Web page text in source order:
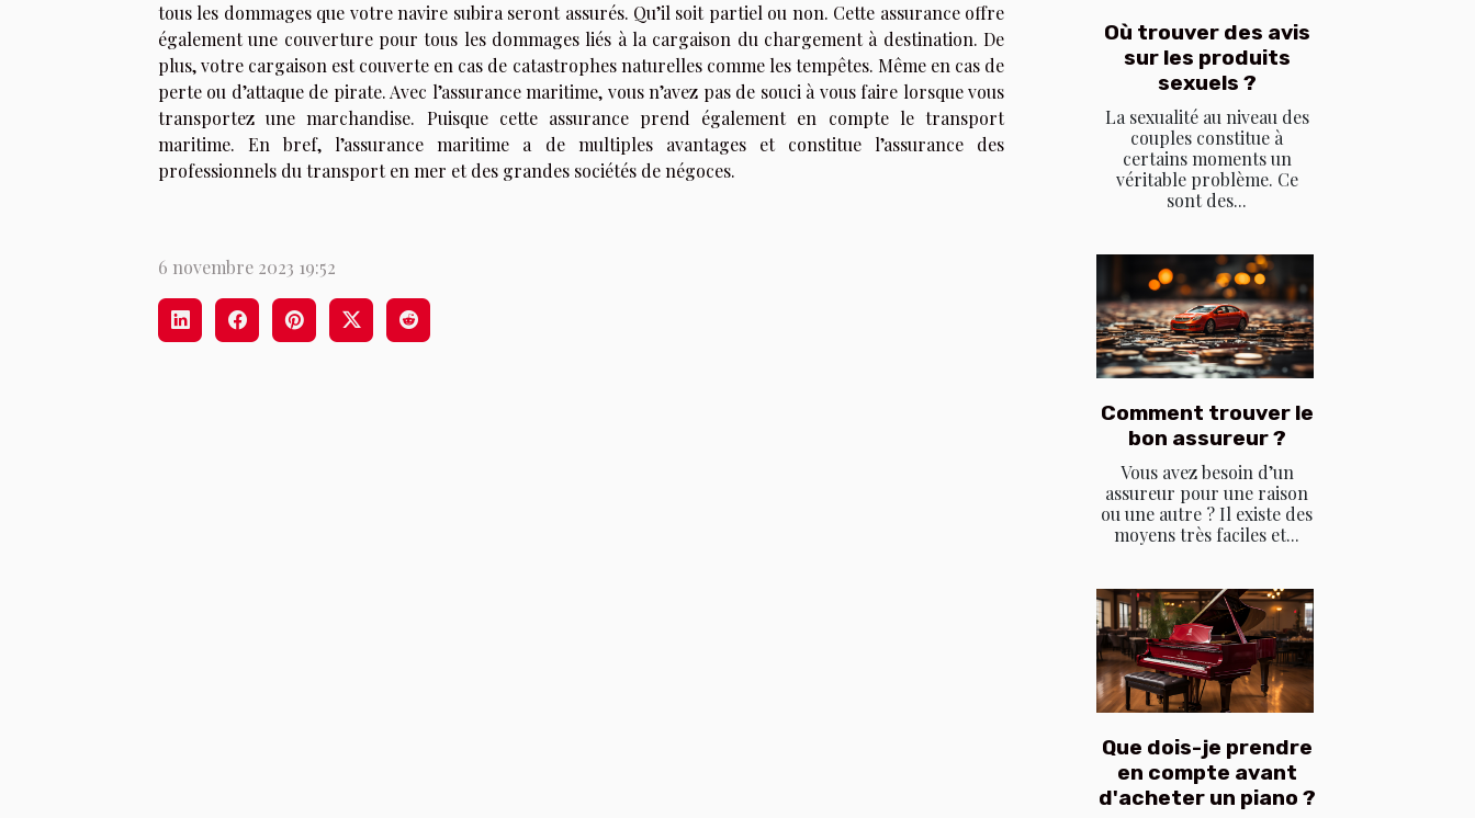
tous les dommages que votre navire subira seront assurés. Qu’il soit partiel ou non. Cette assurance offre
également une couverture pour tous les dommages liés à la cargaison du chargement à destination. De
plus, votre cargaison est couverte en cas de catastrophes naturelles comme les tempêtes. Même en cas de
perte ou d’attaque de pirate. Avec l’assurance maritime, vous n’avez pas de souci à vous faire lorsque vous
transportez une marchandise. Puisque cette assurance prend également en compte le transport
maritime. En bref, l’assurance maritime a de multiples avantages et constitue l’assurance des
professionnels du transport en mer et des grandes sociétés de négoces.
6 novembre 2023 19:52
Où trouver des avis
sur les produits
sexuels ?
La sexualité au niveau des
couples constitue à
certains moments un
véritable problème. Ce
sont des...
Comment trouver le
bon assureur ?
Vous avez besoin d’un
assureur pour une raison
ou une autre ? Il existe des
moyens très faciles et...
Que dois-je prendre
en compte avant
d'acheter un piano ?